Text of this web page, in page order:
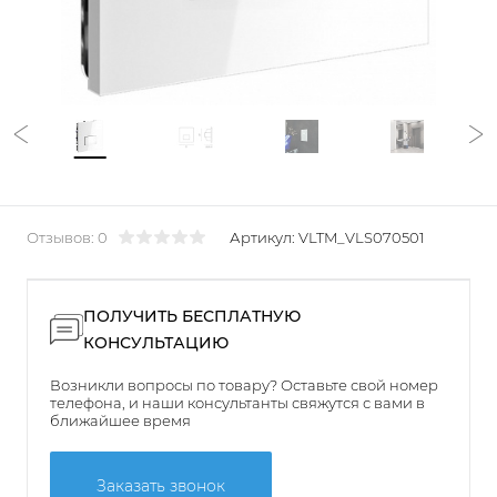
Отзывов: 0 Артикул: VLTM_VLS070501
ПОЛУЧИТЬ БЕСПЛАТНУЮ
КОНСУЛЬТАЦИЮ
Возникли вопросы по товару? Оставьте свой номер
телефона, и наши консультанты свяжутся с вами в
ближайшее время
Заказать звонок